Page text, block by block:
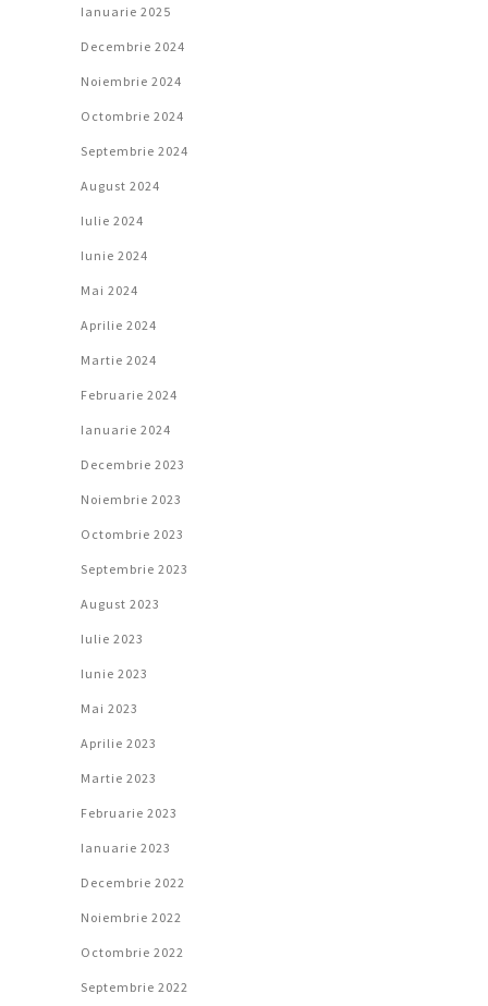
Ianuarie 2025
Decembrie 2024
Noiembrie 2024
Octombrie 2024
Septembrie 2024
August 2024
Iulie 2024
Iunie 2024
Mai 2024
Aprilie 2024
Martie 2024
Februarie 2024
Ianuarie 2024
Decembrie 2023
Noiembrie 2023
Octombrie 2023
Septembrie 2023
August 2023
Iulie 2023
Iunie 2023
Mai 2023
Aprilie 2023
Martie 2023
Februarie 2023
Ianuarie 2023
Decembrie 2022
Noiembrie 2022
Octombrie 2022
Septembrie 2022